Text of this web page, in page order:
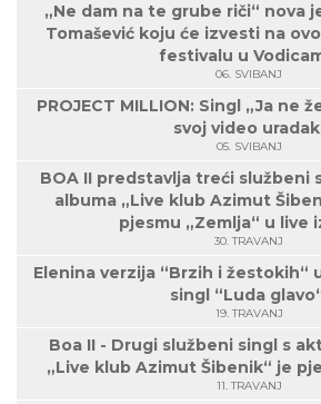
„Ne dam na te grube riči“ nova
Tomašević koju će izvesti na
festivalu u
06. SVIBANJ
PROJECT MILLION: Singl „Ja ne
svoj video
05. SVIBANJ
BOA II predstavlja treći službeni
albuma „Live klub Azimut
pjesmu „Zemlja“ u live
30. TRAVANJ
Elenina verzija “Brzih i žestokih“
singl “Luda
19. TRAVANJ
Boa II - Drugi službeni singl s
„Live klub Azimut Šibenik“ je
11. TRAVANJ